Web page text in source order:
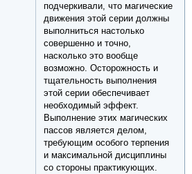
подчеркивали, что магические
движения этой серии должны
выполниться настолько
совершенно и точно,
насколько это вообще
возможно. Осторожность и
тщательность выполнения
этой серии обеспечивает
необходимый эффект.
Выполнение этих магических
пассов является делом,
требующим особого терпения
и максимальной дисциплины
со стороны практикующих.